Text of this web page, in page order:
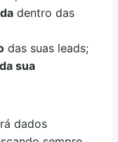
dentro das
das suas leads;
sua
dados